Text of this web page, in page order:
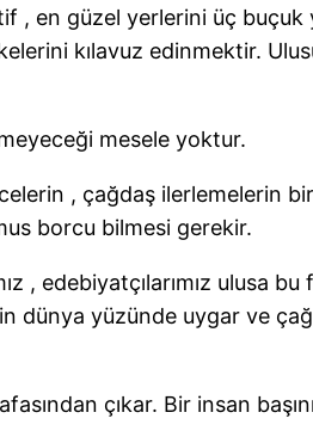
, en güzel yerlerini üç
kılavuz edinmektir.
mesele yoktur.
, çağdaş ilerlemelerin
borcu bilmesi gerekir.
, edebiyatçılarımız ulusa
dünya yüzünde uygar ve
çıkar. Bir insan